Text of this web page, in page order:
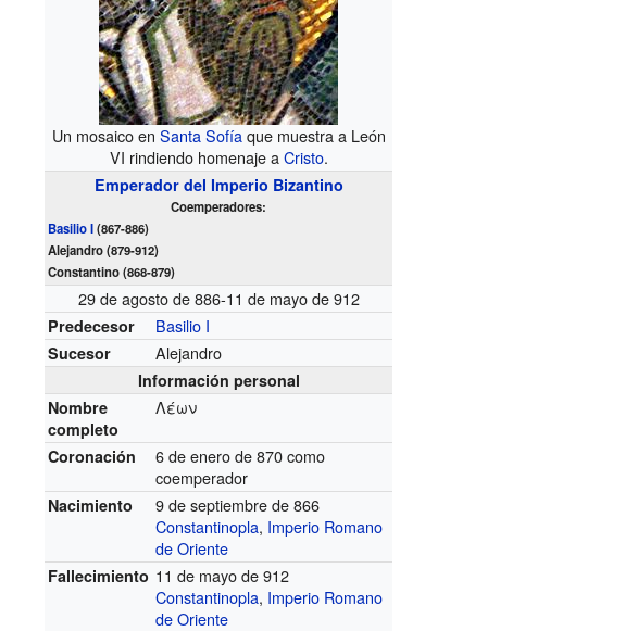
Un mosaico en Santa Sofíaque muestra a León
VI rindiendo homenaje aCristo.
Emperador del Imperio Bizantino
Coemperadores:
Basilio I(867-886)
Alejandro (879-912)
Constantino (868-879)
29 de agosto de 886-11 de mayo de 912
Predecesor Basilio I
Sucesor Alejandro
Información personal
Nombre
completo
Λέων
Coronación
6 de enero de 870 como
coemperador
Nacimiento
9 de septiembre de 866
Constantinopla, Imperio Romano
de Oriente
Fallecimiento 11 de mayo de 912
Constantinopla, Imperio Romano
de Oriente